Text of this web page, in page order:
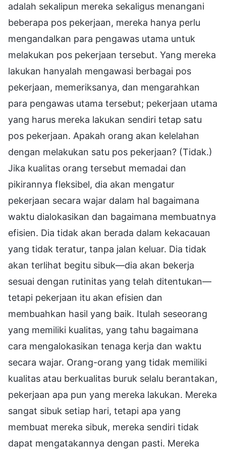
adalah sekalipun mereka sekaligus menangani
beberapa pos pekerjaan, mereka hanya perlu
mengandalkan para pengawas utama untuk
melakukan pos pekerjaan tersebut. Yang mereka
lakukan hanyalah mengawasi berbagai pos
pekerjaan, memeriksanya, dan mengarahkan
para pengawas utama tersebut; pekerjaan utama
yang harus mereka lakukan sendiri tetap satu
pos pekerjaan. Apakah orang akan kelelahan
dengan melakukan satu pos pekerjaan? (Tidak.)
Jika kualitas orang tersebut memadai dan
pikirannya fleksibel, dia akan mengatur
pekerjaan secara wajar dalam hal bagaimana
waktu dialokasikan dan bagaimana membuatnya
efisien. Dia tidak akan berada dalam kekacauan
yang tidak teratur, tanpa jalan keluar. Dia tidak
akan terlihat begitu sibuk—dia akan bekerja
sesuai dengan rutinitas yang telah ditentukan—
tetapi pekerjaan itu akan efisien dan
membuahkan hasil yang baik. Itulah seseorang
yang memiliki kualitas, yang tahu bagaimana
cara mengalokasikan tenaga kerja dan waktu
secara wajar. Orang-orang yang tidak memiliki
kualitas atau berkualitas buruk selalu berantakan,
pekerjaan apa pun yang mereka lakukan. Mereka
sangat sibuk setiap hari, tetapi apa yang
membuat mereka sibuk, mereka sendiri tidak
dapat mengatakannya dengan pasti. Mereka